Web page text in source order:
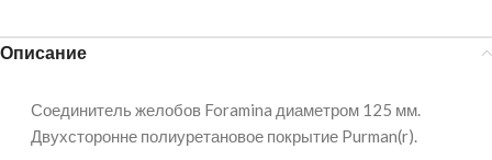
Описание
Соединитель желобов Foramina диаметром 125 мм.
Двухсторонне полиуретановое покрытие Purman(r).